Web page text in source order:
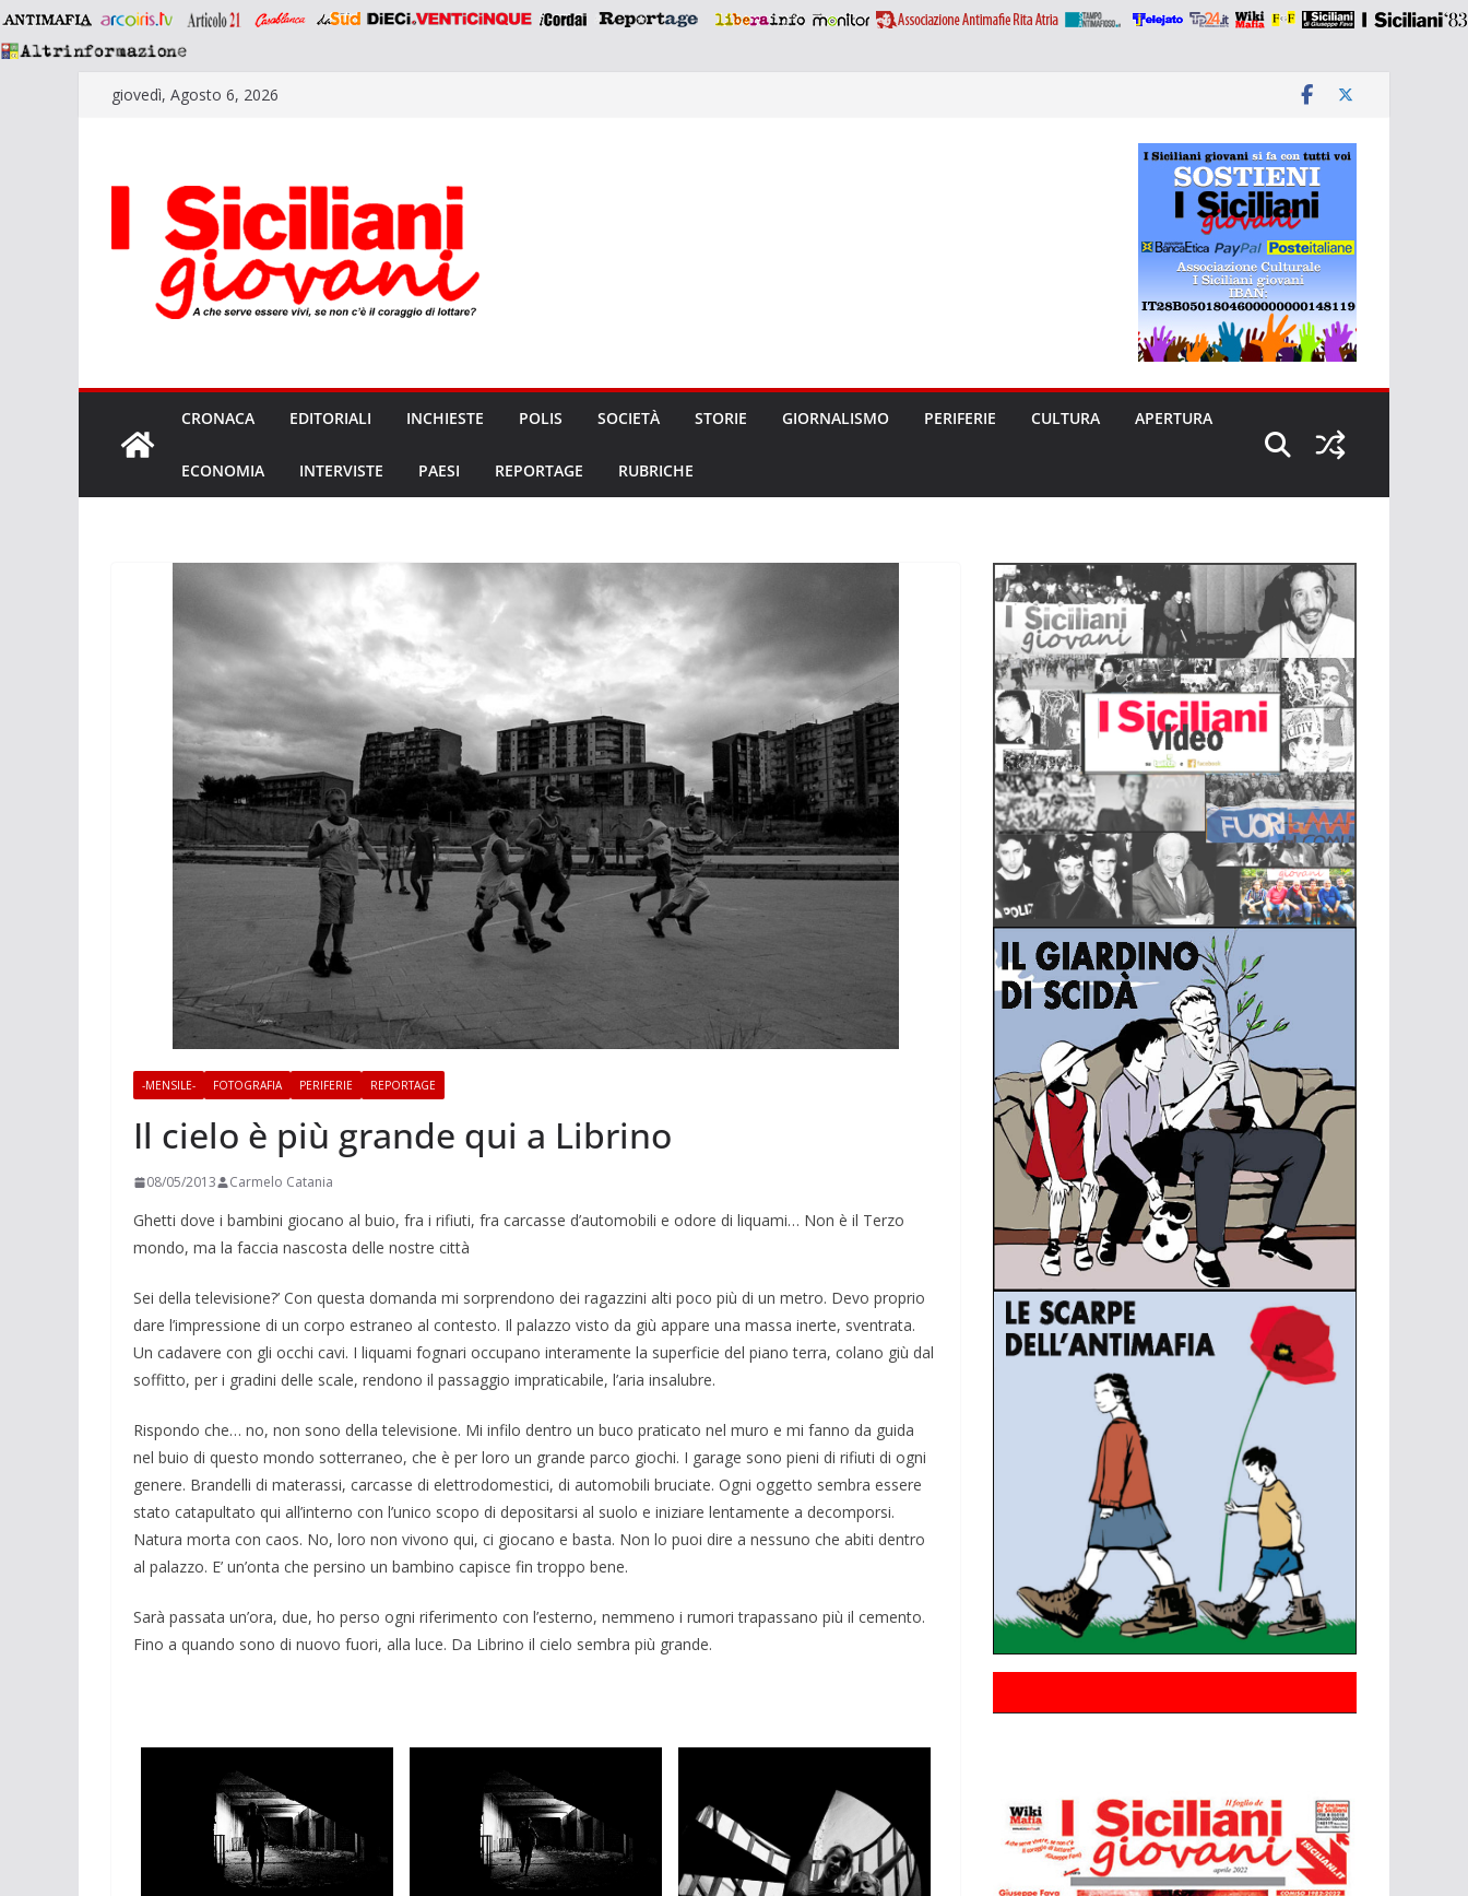
Saltagiovedì, Agosto 6, 2026
CRONACA EDITORIALI INCHIESTE POLIS SOCIETÀ STORIE GIORNALISMO PERIFERIE CULTURA APERTURA
ECONOMIA INTERVISTE PAESI REPORTAGE RUBRICHE
-MENSILE- FOTOGRAFIA PERIFERIE REPORTAGE
Il cielo è più grande qui a Librino
08/05/2013 Carmelo Catania
Ghetti dove i bambini giocano al buio, fra i rifiuti, fra carcasse d’automobili e odore di liquami… Non è il Terzo
mondo, ma la faccia nascosta delle nostre città
Sei della televisione?’ Con questa domanda mi sorprendono dei ragazzini alti poco più di un metro. Devo proprio
dare l’impressione di un corpo estraneo al contesto. Il palazzo visto da giù appare una massa inerte, sventrata.
Un cadavere con gli occhi cavi. I liquami fognari occupano interamente la superficie del piano terra, colano giù dal
soffitto, per i gradini delle scale, rendono il passaggio impraticabile, l’aria insalubre.
Rispondo che… no, non sono della televisione. Mi infilo dentro un buco praticato nel muro e mi fanno da guida
nel buio di questo mondo sotterraneo, che è per loro un grande parco giochi. I garage sono pieni di rifiuti di ogni
genere. Brandelli di materassi, carcasse di elettrodomestici, di automobili bruciate. Ogni oggetto sembra essere
stato catapultato qui all’interno con l’unico scopo di depositarsi al suolo e iniziare lentamente a decomporsi.
Natura morta con caos. No, loro non vivono qui, ci giocano e basta. Non lo puoi dire a nessuno che abiti dentro
al palazzo. E’ un’onta che persino un bambino capisce fin troppo bene.
Sarà passata un’ora, due, ho perso ogni riferimento con l’esterno, nemmeno i rumori trapassano più il cemento.
Fino a quando sono di nuovo fuori, alla luce. Da Librino il cielo sembra più grande.